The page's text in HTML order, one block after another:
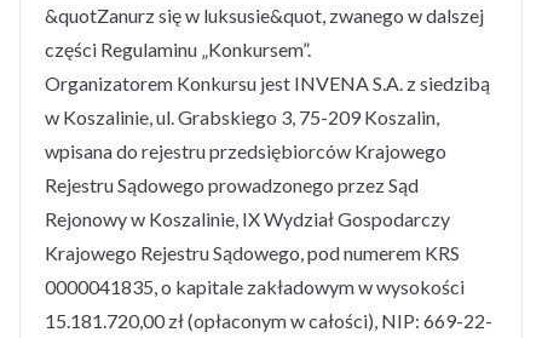
&quotZanurz się w luksusie&quot, zwanego w dalszej
części Regulaminu „Konkursem”.
Organizatorem Konkursu jest INVENA S.A. z siedzibą
w Koszalinie, ul. Grabskiego 3, 75-209 Koszalin,
wpisana do rejestru przedsiębiorców Krajowego
Rejestru Sądowego prowadzonego przez Sąd
Rejonowy w Koszalinie, IX Wydział Gospodarczy
Krajowego Rejestru Sądowego, pod numerem KRS
0000041835, o kapitale zakładowym w wysokości
15.181.720,00 zł (opłaconym w całości), NIP: 669-22-